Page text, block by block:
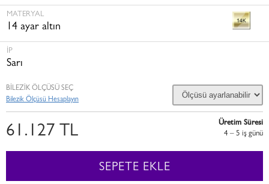
MATERYAL
14 ayar altın
İP
Sarı
BİLEZİK ÖLÇÜSÜ SEÇ
Bilezik Ölçüsü Hesaplayın
61.127 TL
Üretim Süresi
4 – 5 i̇ş günü
SEPETE EKLE